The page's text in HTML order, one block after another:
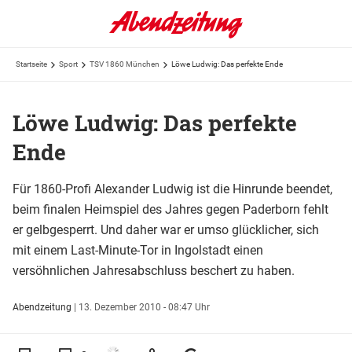
Startseite Sport TSV 1860 München Löwe Ludwig: Das perfekte Ende
Löwe Ludwig: Das perfekte
Ende
Für 1860-Profi Alexander Ludwig ist die Hinrunde beendet,
beim finalen Heimspiel des Jahres gegen Paderborn fehlt
er gelbgesperrt. Und daher war er umso glücklicher, sich
mit einem Last-Minute-Tor in Ingolstadt einen
versöhnlichen Jahresabschluss beschert zu haben.
Abendzeitung | 13. Dezember 2010 - 08:47 Uhr